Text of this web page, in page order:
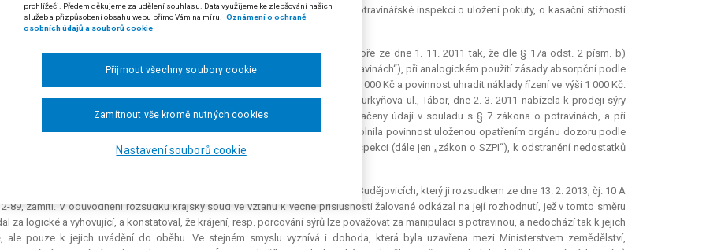
s ručením omezeným ZIMBO CZECHIA proti Státní zemědělské a potravinářské inspekci o uložení pokuty, o kasační stížnosti
rozhodnutím ze dne 18. 4. 2012 změnila rozhodnutí inspektorátu v Táboře ze dne 1. 11. 2011 tak, že dle § 17a odst. 2 písm. b)
č. 110/1997 Sb., o potravinách a tabákových výrobcích (dále jen „zákon o potravinách“), při analogickém použití zásady absorpční podle
2 zákona č. 200/1990 Sb., o přestupcích, žalobkyni uložila pokutu ve výši 75 000 Kč a povinnost uhradit náklady řízení ve výši 1 000 Kč.
deliktu se žalobkyně měla dopustit tím, že ve své provozovně na adrese Purkyňova ul., Tábor, dne 2. 3. 2011 nabízela k prodeji sýry
a zabalené bez přítomnosti spotřebitele, aniž by tyto potraviny byly označeny údaji v souladu s § 7 zákona o potravinách, a při
kontrole provedené dne 14. 3. 2011 se dopustila stejného jednání, čímž nesplnila povinnost uloženou opatřením orgánu dozoru podle
1 písm. c) zákona č. 146/2002 Sb., o Státní zemědělské a potravinářské inspekci (dále jen „zákon o SZPI“), k odstranění nedostatků
při kontrole provedené dne 2. 3. 2011.
podala proti rozhodnutí žalované žalobu u Krajského soudu v Českých Budějovicích, který ji rozsudkem ze dne 13. 2. 2013, čj. 10 A
89, zamítl. V odůvodnění rozsudku krajský soud ve vztahu k věcné příslušnosti žalované odkázal na její rozhodnutí, jež v tomto směru
za logické a vyhovující, a konstatoval, že krájení, resp. porcování sýrů lze považovat za manipulaci s potravinou, a nedochází tak k jejich
ale pouze k jejich uvádění do oběhu. Ve stejném smyslu vyznívá i dohoda, která byla uzavřena mezi Ministerstvem zemědělství,
prohlížeči. Předem děkujeme za udělení souhlasu. Data využijeme ke zlepšování našich
služeb a přizpůsobení obsahu webu přímo Vám na míru.
Oznámení o ochraně
osobních údajů a souborů cookie
Nastavení souborů cookie
Zamítnout vše kromě nutných cookies
Přijmout všechny soubory cookie